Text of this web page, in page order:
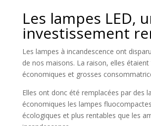
Les lampes LED,
investissement
Les lampes à incandescence ont
de nos maisons. La raison, elles étaient
économiques et grosses
Elles ont donc été remplacées par des
économiques les lampes
écologiques et plus rentables que les